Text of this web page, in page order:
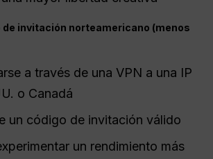
de invitación norteamericano (menos
a través de una VPN a una IP
o Canadá
un código de invitación válido
un rendimiento más